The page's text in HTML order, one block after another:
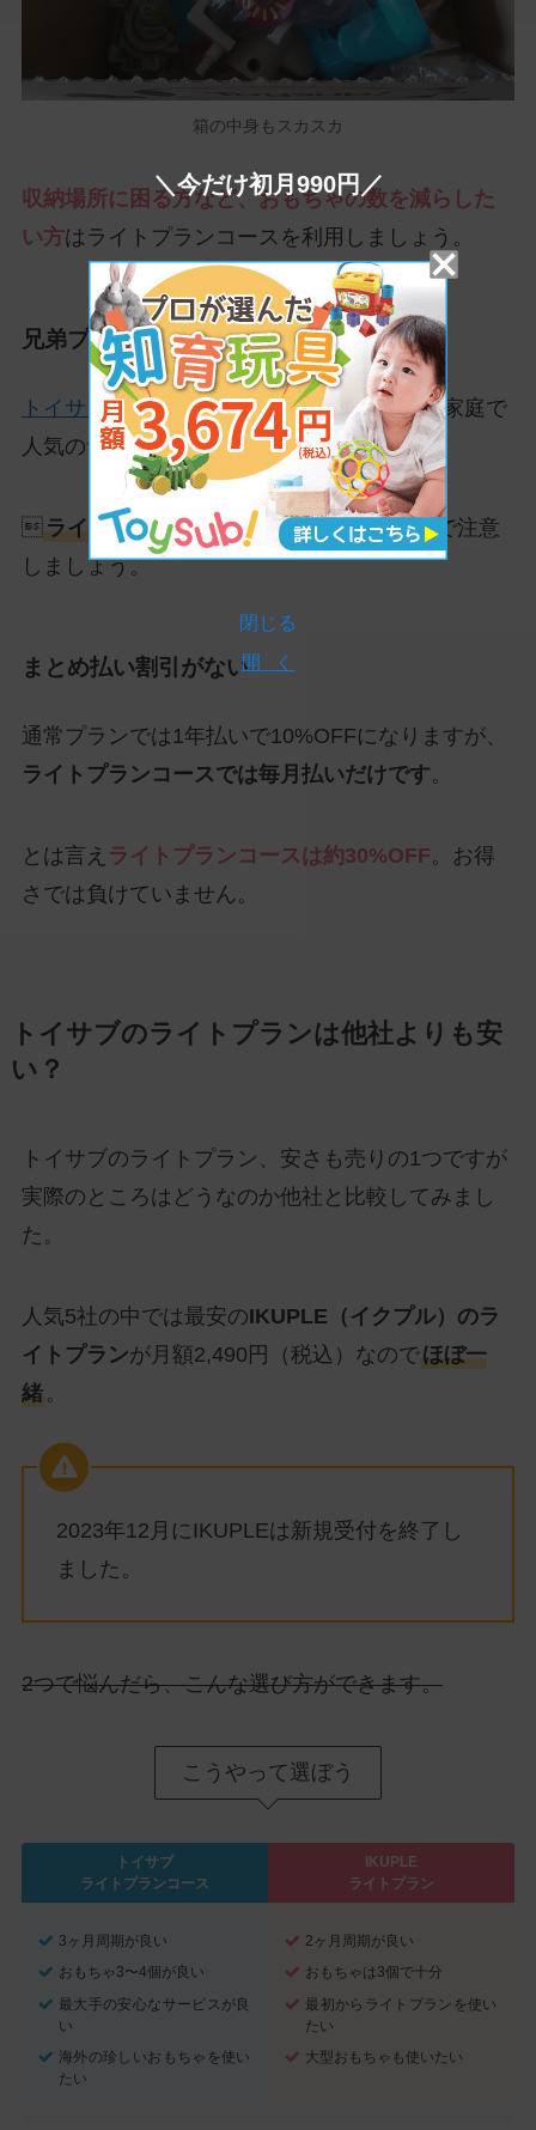
箱の中身もスカスカ
収納場所に困る方など、おもちゃの数を減らした
い方はライトプランコースを利用しましょう。
兄弟プランが使えない
トイサブの兄弟プランはお子さんが2人いる家庭で
人気のサービスです。
 ライトプランコースでは利用できないので注意
しましょう。
まとめ払い割引がない
通常プランでは1年払いで10%OFFになりますが、
ライトプランコースでは毎月払いだけです。
とは言え ライトプランコースは約30%OFF。お得
さでは負けていません。
トイサブのライトプランは他社よりも安
い？
トイサブのライトプラン、安さも売りの1つですが
実際のところはどうなのか他社と比較してみまし
た。
人気5社の中では最安のIKUPLE（イクプル）のラ
イトプランが月額2,490円（税込）なのでほぼ一
緒 。
2023年12月にIKUPLEは新規受付を終了し
ました。
2つで悩んだら、こんな選び方ができます。
こうやって選ぼう
トイサブ
ライトプランコース
IKUPLE
ライトプラン
3ヶ月周期が良い
おもちゃ3〜4個が良い
最大手の安心なサービスが良
い
海外の珍しいおもちゃを使い
たい
2ヶ月周期が良い
おもちゃは3個で十分
最初からライトプランを使い
たい
大型おもちゃも使いたい
＼今だけ初月990円／
閉じる
開 く